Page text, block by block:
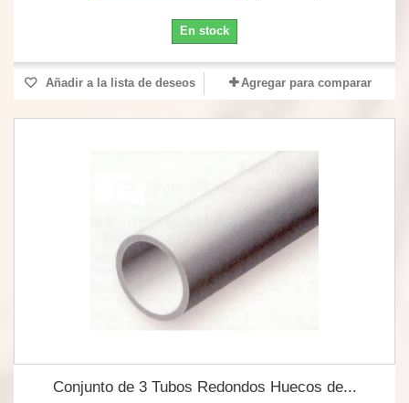
En stock
Añadir a la lista de deseos Agregar para comparar
Conjunto de 3 Tubos Redondos Huecos de...